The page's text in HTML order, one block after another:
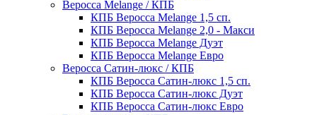
Веросса Melange / КПБ
КПБ Веросса Melange 1,5 сп.
КПБ Веросса Melange 2,0 - Макси
КПБ Веросса Melange Дуэт
КПБ Веросса Melange Евро
Веросса Сатин-люкс / КПБ
КПБ Веросса Сатин-люкс 1,5 сп.
КПБ Веросса Сатин-люкс Дуэт
КПБ Веросса Сатин-люкс Евро